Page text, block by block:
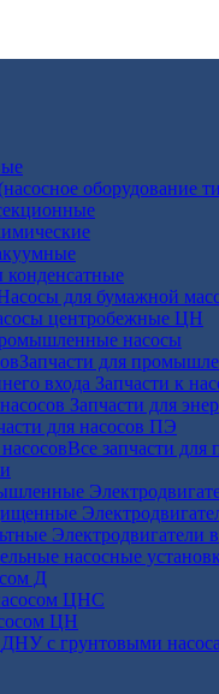
конденсатные
для бумажной
центробежные ЦН
насосы
Запчасти для
Запчасти к
Запчасти для
для насосов ПЭ
Все запчасти
Электродвигатели
насосные
Д
ЦНС
ЦН
ДНУ с грунтовыми